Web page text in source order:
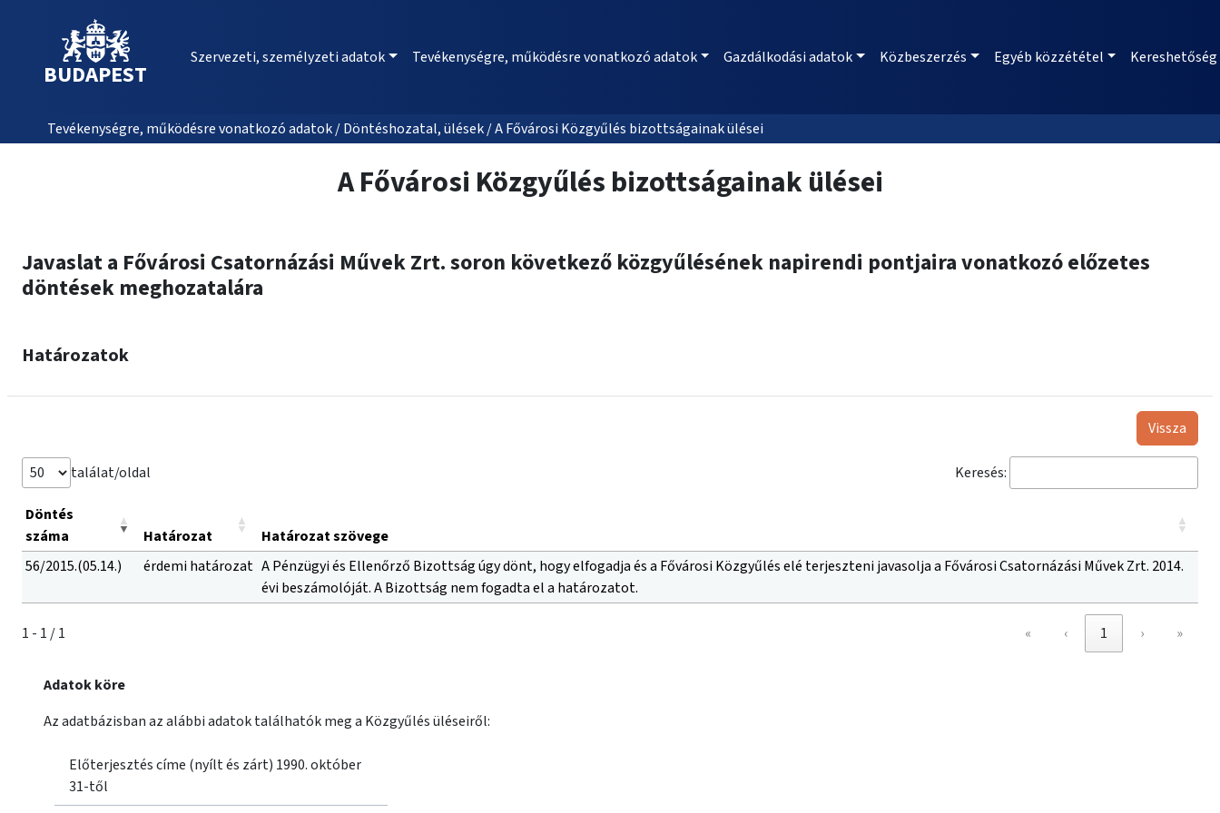
BUDAPEST
Szervezeti, személyzeti adatok Tevékenységre, működésre vonatkozó adatok Gazdálkodási adatok Közbeszerzés Egyéb közzététel Kereshetőség
Tevékenységre, működésre vonatkozó adatok / Döntéshozatal, ülések / A Fővárosi Közgyűlés bizottságainak ülései
A Fővárosi Közgyűlés bizottságainak ülései
Javaslat a Fővárosi Csatornázási Művek Zrt. soron következő közgyűlésének napirendi pontjaira vonatkozó előzetes
döntések meghozatalára
Határozatok
Vissza
találat/oldal Keresés:
Döntés
száma
Határozat
Határozat szövege
56/2015.(05.14.)
érdemi határozat A Pénzügyi és Ellenőrző Bizottság úgy dönt, hogy elfogadja és a Fővárosi Közgyűlés elé terjeszteni javasolja a Fővárosi Csatornázási Művek Zrt. 2014.
évi beszámolóját. A Bizottság nem fogadta el a határozatot.
1 - 1 / 1 « ‹ 1 › »
Adatok köre
Az adatbázisban az alábbi adatok találhatók meg a Közgyűlés üléseiről:
Előterjesztés címe (nyílt és zárt) 1990. október
31-től